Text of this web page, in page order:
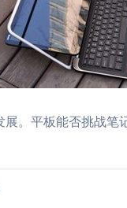
。平板能否挑战